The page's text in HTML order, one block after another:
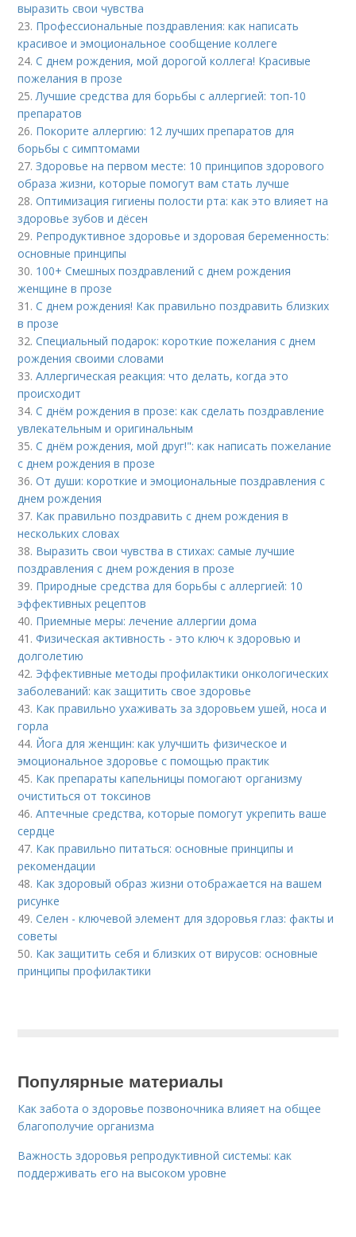
выразить свои чувства
23. Профессиональные поздравления: как написать
красивое и эмоциональное сообщение коллеге
24.С днем рождения, мой дорогой коллега! Красивые
пожелания в прозе
25.Лучшие средства для борьбы с аллергией: топ-10
препаратов
26. Покорите аллергию: 12 лучших препаратов для
борьбы с симптомами
27.Здоровье на первом месте: 10 принципов здорового
образа жизни, которые помогут вам стать лучше
28.Оптимизация гигиены полости рта: как это влияет на
здоровье зубов и дёсен
29. Репродуктивное здоровье и здоровая беременность:
основные принципы
30. 100+ Смешных поздравлений с днем рождения
женщине в прозе
31.С днем рождения! Как правильно поздравить близких
в прозе
32.Специальный подарок: короткие пожелания с днем
рождения своими словами
33.Аллергическая реакция: что делать, когда это
происходит
34.С днём рождения в прозе: как сделать поздравление
увлекательным и оригинальным
35.С днём рождения, мой друг!": как написать пожелание
с днем рождения в прозе
36.От души: короткие и эмоциональные поздравления с
днем рождения
37. Как правильно поздравить с днем рождения в
нескольких словах
38. Выразить свои чувства в стихах: самые лучшие
поздравления с днем рождения в прозе
39. Природные средства для борьбы с аллергией: 10
эффективных рецептов
40. Приемные меры: лечение аллергии дома
41.Физическая активность - это ключ к здоровью и
долголетию
42. Эффективные методы профилактики онкологических
заболеваний: как защитить свое здоровье
43. Как правильно ухаживать за здоровьем ушей, носа и
горла
44. Йога для женщин: как улучшить физическое и
эмоциональное здоровье с помощью практик
45. Как препараты капельницы помогают организму
очиститься от токсинов
46.Аптечные средства, которые помогут укрепить ваше
сердце
47. Как правильно питаться: основные принципы и
рекомендации
48. Как здоровый образ жизни отображается на вашем
рисунке
49.Селен - ключевой элемент для здоровья глаз: факты и
советы
50. Как защитить себя и близких от вирусов: основные
принципы профилактики
Популярные материалы
Как забота о здоровье позвоночника влияет на общее
благополучие организма
Важность здоровья репродуктивной системы: как
поддерживать его на высоком уровне